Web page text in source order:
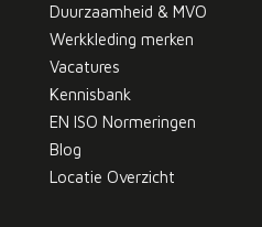
Duurzaamheid & MVO
Werkkleding merken
Vacatures
Kennisbank
EN ISO Normeringen
Blog
Locatie Overzicht